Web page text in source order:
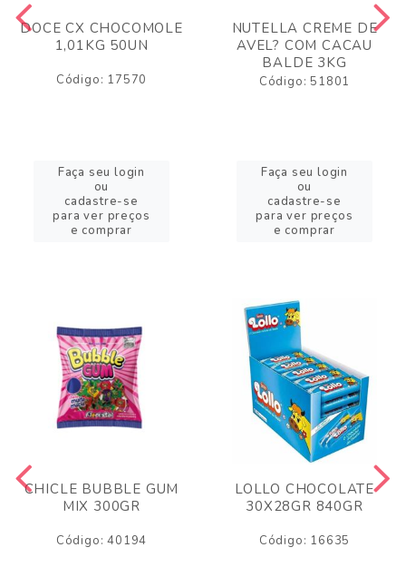
DOCE CX CHOCOMOLE
1,01KG 50UN
Código: 17570
Faça seu login
ou
cadastre-se
para ver preços
e comprar
NUTELLA CREME DE
AVEL? COM CACAU
BALDE 3KG
Código: 51801
Faça seu login
ou
cadastre-se
para ver preços
e comprar
CHICLE BUBBLE GUM
MIX 300GR
Código: 40194
LOLLO CHOCOLATE
30X28GR 840GR
Código: 16635